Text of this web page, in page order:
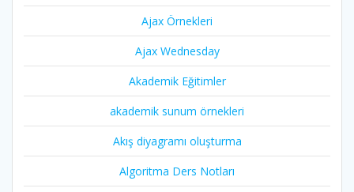
Ajax Örnekleri
Ajax Wednesday
Akademik Eğitimler
akademik sunum örnekleri
Akış diyagramı oluşturma
Algoritma Ders Notları